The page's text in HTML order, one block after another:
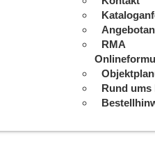
RMA
Rund ums